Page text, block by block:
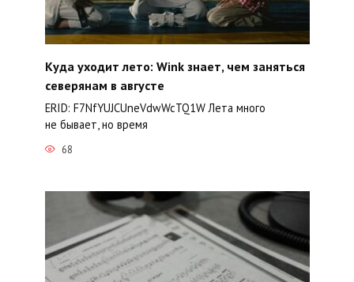
Куда уходит лето: Wink знает, чем заняться
северянам в августе
ERID: F7NfYUJCUneVdwWcTQ1W Лета много
не бывает, но время
68